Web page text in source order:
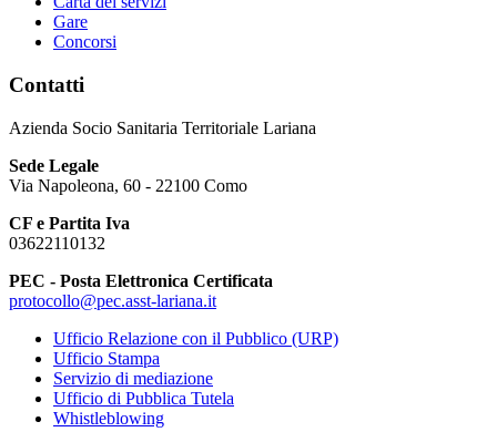
Gare
Concorsi
Contatti
Azienda Socio Sanitaria Territoriale Lariana
Sede Legale
Via Napoleona, 60 - 22100 Como
CF e Partita Iva
03622110132
PEC - Posta Elettronica Certificata
protocollo@pec.asst-lariana.it
Ufficio Relazione con il Pubblico (URP)
Ufficio Stampa
Servizio di mediazione
Ufficio di Pubblica Tutela
Whistleblowing